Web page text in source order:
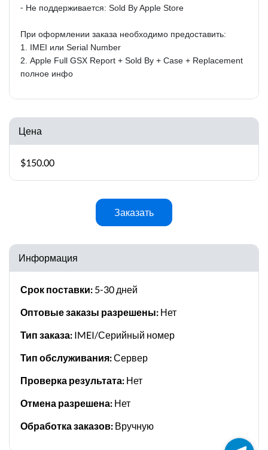
⁃ Не поддерживается: Sold By Apple Store
При оформлении заказа необходимо предоставить:
1. IMEI или Serial Number
2. Apple Full GSX Report + Sold By + Case + Replacement
полное инфо
Цена
$150.00
Заказать
Информация
Срок поставки:5-30 дней
Оптовые заказы разрешены:Нет
Тип заказа:IMEI/Серийный номер
Тип обслуживания:Сервер
Проверка результата:Нет
Отмена разрешена:Нет
Обработка заказов:Вручную